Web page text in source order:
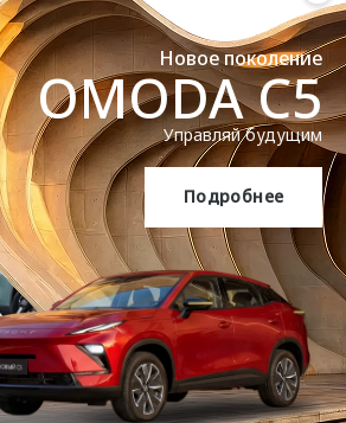
OMODA C5
Новое поколение
OMODA C5
Управляй будущим
Подробнее